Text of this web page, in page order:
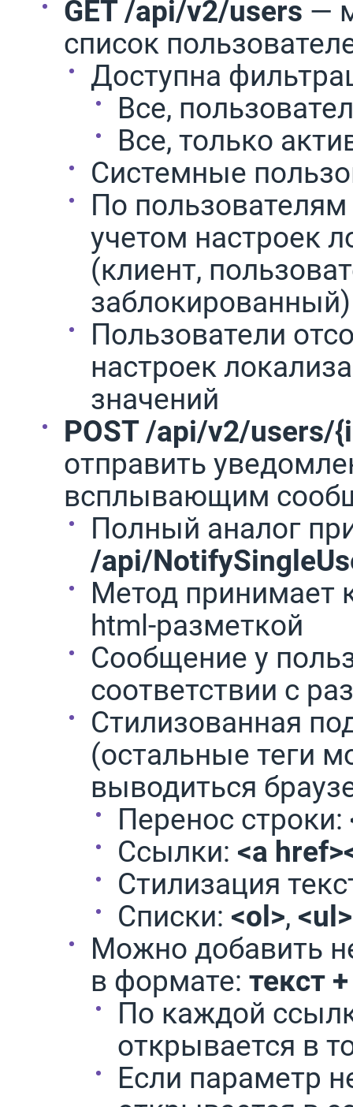
GET /api/v2/users —
список
Доступна
Все,
Все, только
Системные
По
учетом настроек
(клиент,
заблокированный)
Пользователи
настроек
значений
POST /api/v2/
отправить
всплывающим
Полный аналог
/api/
Метод принимает
html-разметкой
Сообщение у
соответствии с
Стилизованная
(остальные теги
выводиться
Перенос строки:
Ссылки: <a
Стилизация
Списки: <ol>, <ul>
Можно добавить
в формате: текст
По каждой
открывается в
Если параметр